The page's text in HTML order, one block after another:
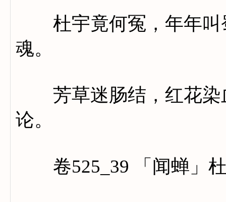
杜宇竟何冤，年年叫
魂。
芳草迷肠结，红花染
论。
卷525_39 「闻蝉」